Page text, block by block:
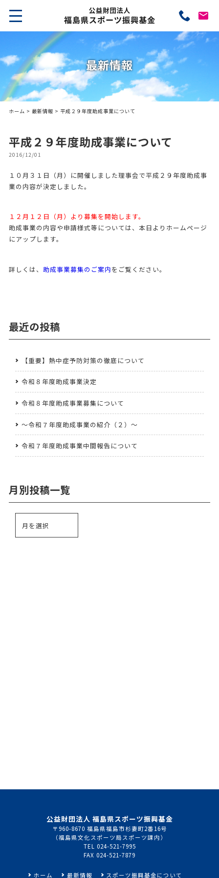
最新情報
ホーム > 最新情報 > 平成２９年度助成事業について
平成２９年度助成事業について
2016/12/01
１０月３１日（月）に開催しました理事会で平成２９年度助成事
業の内容が決定しました。
１２月１２日（月）より募集を開始します。
助成事業の内容や申請様式等については、本日よりホームページ
にアップします。
詳しくは、 助成事業募集のご案内をご覧ください。
最近の投稿
【重要】熱中症予防対策の徹底について
令和８年度助成事業決定
令和８年度助成事業募集について
～令和７年度助成事業の紹介（２）～
令和７年度助成事業中間報告について
月別投稿一覧
公益財団法人 福島県スポーツ振興基金
〒960-8670 福島県福島市杉妻町2番16号
（福島県文化スポーツ局スポーツ課内）
TEL 024-521-7995
FAX 024-521-7879
ホーム 最新情報 スポーツ振興基金について